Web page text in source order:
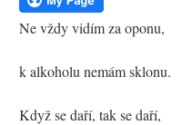
Ne vždy vidím za oponu,
k alkoholu nemám sklonu.
Když se daří, tak se daří,